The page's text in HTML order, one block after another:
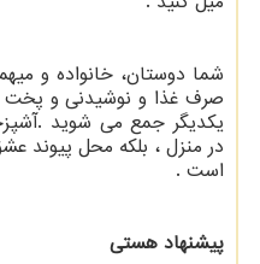
شما دوستان، خانواده و
صرف غذا و نوشیدنی و پخت و
یکدیگر جمع می شوید
در منزل ، بلکه محل پیوند
است .
پیشنهاد هستی